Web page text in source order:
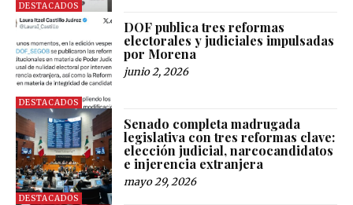
DESTACADOS
DESTACADOS
DOF publica tres reformas
electorales y judiciales impulsadas
por Morena
junio 2, 2026
DESTACADOS
Senado completa madrugada
legislativa con tres reformas clave:
elección judicial, narcocandidatos
e injerencia extranjera
mayo 29, 2026